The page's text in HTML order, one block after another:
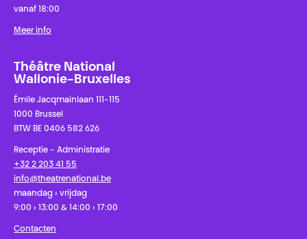
vanaf 18:00
Meer info
Théâtre National
Wallonie-Bruxelles
Émile Jacqmainlaan 111-115
1000 Brussel
BTW BE 0406 582 626
Receptie - Administratie
+32 2 203 41 55
info@theatrenational.be
maandag › vrijdag
9:00 › 13:00 & 14:00 › 17:00
Contacten